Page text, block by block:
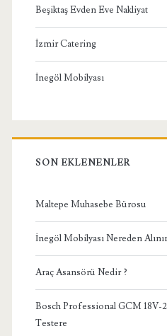
Beşiktaş Evden Eve Nakliyat
İzmir Catering
İnegöl Mobilyası
SON EKLENENLER
Maltepe Muhasebe Bürosu
İnegöl Mobilyası Nereden
Araç Asansörü Nedir ?
Bosch Professional GCM 18V-
Testere